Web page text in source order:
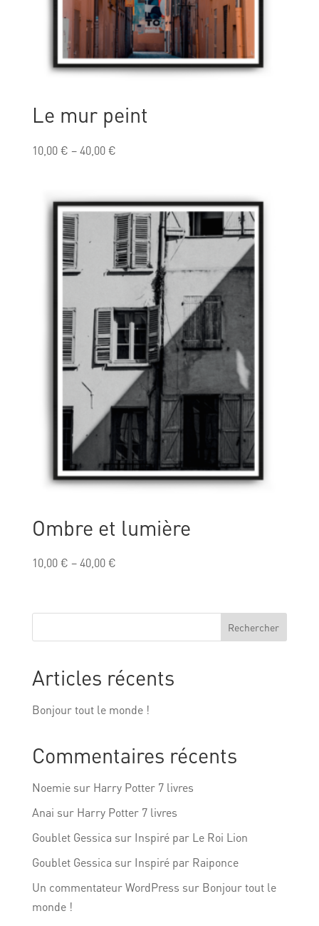
Le mur peint
10,00€ –40,00€
Ombre et lumière
10,00€ –40,00€
Rechercher
Articles récents
Bonjour tout le monde !
Commentaires récents
Noemiesur Harry Potter 7 livres
Anai sur Harry Potter 7 livres
Goublet Gessica sur Inspiré par Le Roi Lion
Goublet Gessica sur Inspiré par Raiponce
Un commentateur WordPress sur Bonjour tout le
monde !